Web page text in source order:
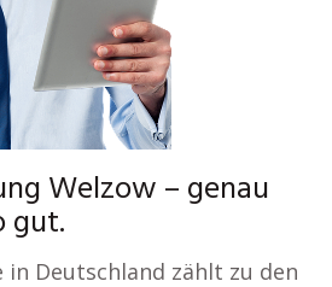
Welzow – genau
gut.
in Deutschland zählt zu den